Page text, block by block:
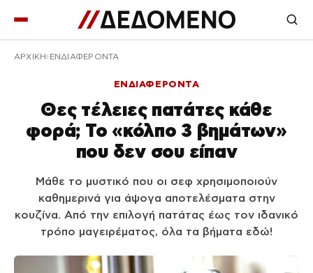
ΑΡΧΙΚΉ ΕΝΔΙΑΦΕΡΟΝΤΑ
ΕΝΔΙΑΦΕΡΟΝΤΑ
Θες τέλειες πατάτες κάθε
φορά; Το «κόλπο 3 βημάτων»
που δεν σου είπαν
Μάθε το μυστικό που οι σεφ χρησιμοποιούν
καθημερινά για άψογα αποτελέσματα στην
κουζίνα. Από την επιλογή πατάτας έως τον ιδανικό
τρόπο μαγειρέματος, όλα τα βήματα εδώ!